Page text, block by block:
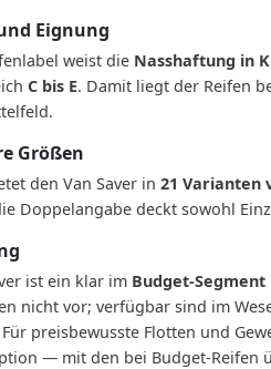
Eignung
weist die Nasshaftung in
C bis E. Damit liegt der Reifen
Größen
den Van Saver in 21 Varianten
Doppelangabe deckt sowohl
ist ein klar im Budget-Segment
nicht vor; verfügbar sind im
preisbewusste Flotten und
— mit den bei Budget-Reifen